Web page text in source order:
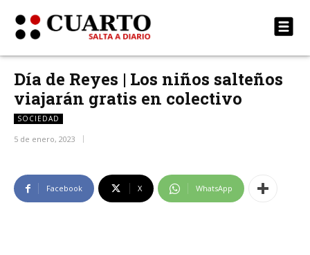
Día de Reyes | Los niños salteños
viajarán gratis en colectivo
SOCIEDAD
5 de enero, 2023
Facebook X WhatsApp